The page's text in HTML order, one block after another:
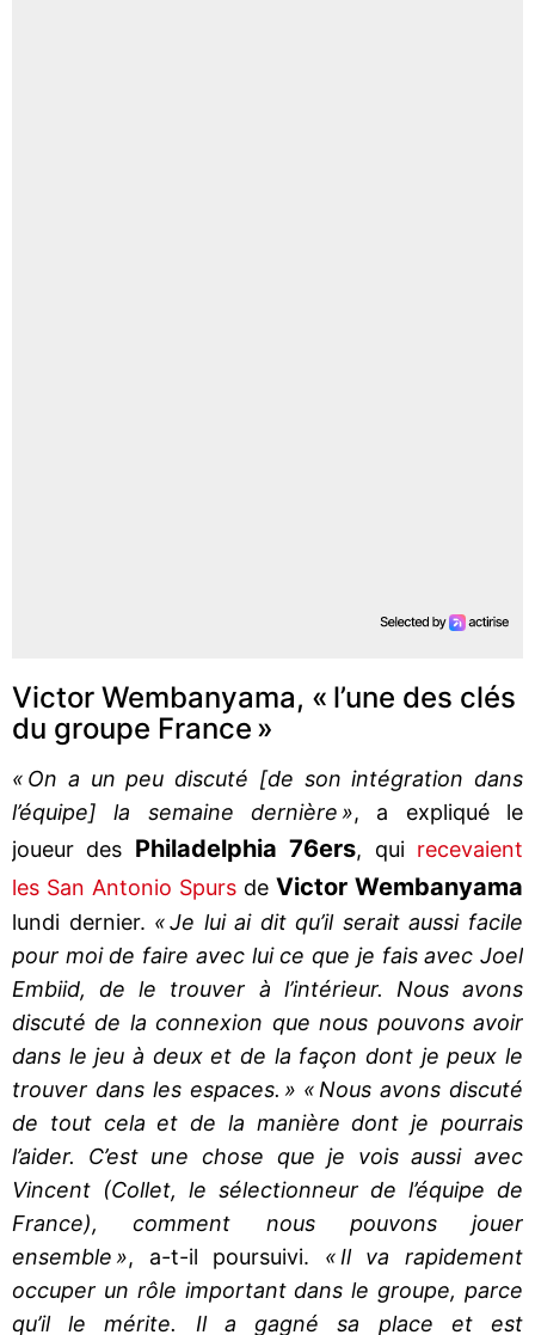
Victor Wembanyama, « l’une des clés
du groupe France »
« On a un peu discuté [de son intégration dans
l’équipe] la semaine dernière », a expliqué le
joueur des Philadelphia 76ers, qui recevaient
les San Antonio Spurs de Victor Wembanyama
lundi dernier. « Je lui ai dit qu’il serait aussi facile
pour moi de faire avec lui ce que je fais avec Joel
Embiid, de le trouver à l’intérieur. Nous avons
discuté de la connexion que nous pouvons avoir
dans le jeu à deux et de la façon dont je peux le
trouver dans les espaces. » « Nous avons discuté
de tout cela et de la manière dont je pourrais
l’aider. C’est une chose que je vois aussi avec
Vincent (Collet, le sélectionneur de l’équipe de
France), comment nous pouvons jouer
ensemble », a-t-il poursuivi. « Il va rapidement
occuper un rôle important dans le groupe, parce
qu’il le mérite. Il a gagné sa place et est